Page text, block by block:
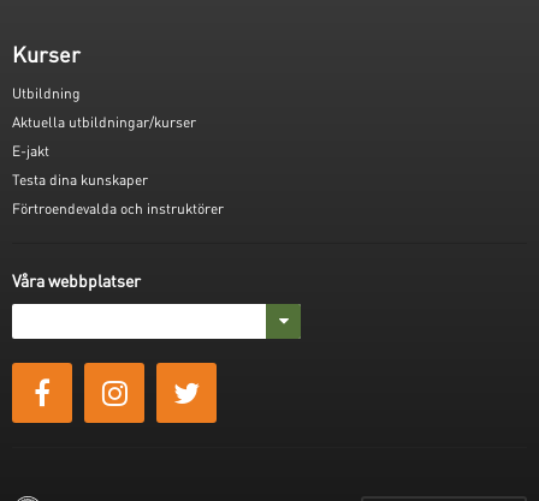
Kurser
Utbildning
Aktuella utbildningar/kurser
E-jakt
Testa dina kunskaper
Förtroendevalda och instruktörer
Våra webbplatser